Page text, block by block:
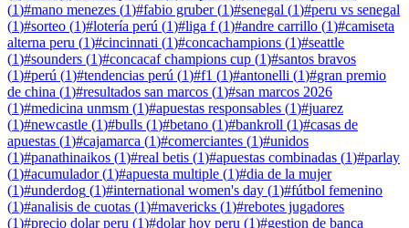
(1)#mano menezes (1)#fabio gruber(1)#senegal (1)#peru vs senegal
(1)#sorteo (1)#lotería perú (1)#liga f(1)#andre carrillo (1)#camiseta
alterna peru (1)#cincinnati (1)#concachampions (1)#seattle
(1)#sounders (1)#concacaf champions cup (1)#santos bravos
(1)#perú (1)#tendencias perú (1)#f1 (1)#antonelli (1)#gran premio
de china (1)#resultados san marcos (1)#san marcos 2026
(1)#medicina unmsm (1)#apuestas responsables (1)#juarez
(1)#newcastle (1)#bulls (1)#betano (1)#bankroll (1)#casas de
apuestas (1)#cajamarca (1)#comerciantes (1)#unidos
(1)#panathinaikos (1)#real betis (1)#apuestas combinadas (1)#parlay
(1)#acumulador(1)#apuesta multiple (1)#dia de la mujer
(1)#underdog (1)#international women's day (1)#fútbol femenino
(1)#analisis de cuotas (1)#mavericks (1)#rebotes jugadores
(1)#precio dolar peru (1)#dolar hoy peru (1)#gestion de banca